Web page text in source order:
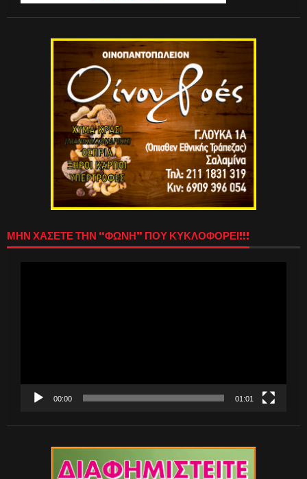
ΜΗΝ ΧΑΣΕΤΕ ΤΗΝ “ΦΩΝΗ” ΠΟΥ ΚΥΚΛΟΦΟΡΕΙ!!!
00:00 01:01